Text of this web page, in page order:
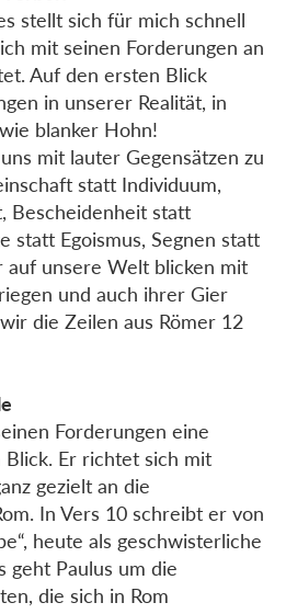
stellt sich für mich schnell
mit seinen Forderungen an
Auf den ersten Blick
in unserer Realität, in
blanker Hohn!
mit lauter Gegensätzen zu
statt Individuum,
Bescheidenheit statt
statt Egoismus, Segnen statt
unsere Welt blicken mit
und auch ihrer Gier
die Zeilen aus Römer 12
Forderungen eine
Er richtet sich mit
gezielt an die
In Vers 10 schreibt er von
heute als geschwisterliche
geht Paulus um die
die sich in Rom